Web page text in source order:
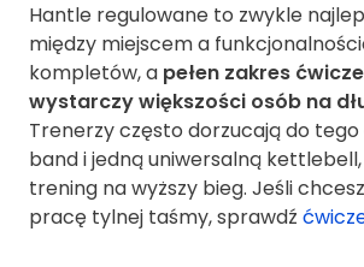
Hantle regulowane to zwykle
między miejscem a
kompletów, a pełen zakres
wystarczy większości osób na
Trenerzy często dorzucają do
band i jedną uniwersalną
trening na wyższy bieg. Jeśli
pracę tylnej taśmy, sprawdź